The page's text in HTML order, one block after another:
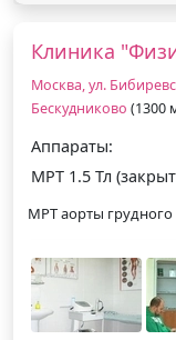
Клиника
Москва, ул.
Бескудниково (1300
Аппараты:
МРТ 1.5 Тл
МРТ аорты